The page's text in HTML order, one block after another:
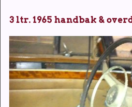
3 ltr. 1965 handbak &